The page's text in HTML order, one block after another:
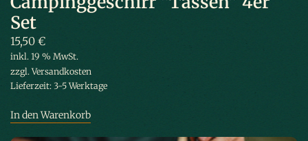
Set
15,50 €
inkl. 19 % MwSt.
zzgl. Versandkosten
Lieferzeit: 3-5 Werktage
In den Warenkorb